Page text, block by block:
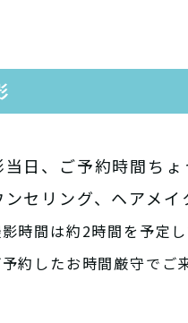
当日、ご予約時間ちょ
ンセリング、ヘアメイ
時間は約2時間を予定し
約したお時間厳守でご